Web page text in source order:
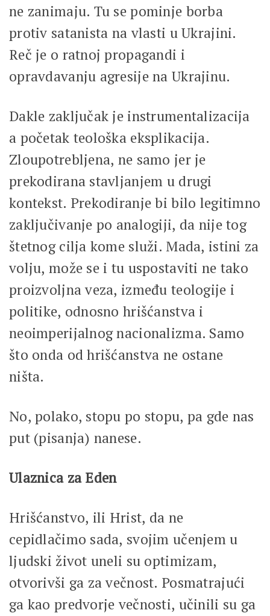
ne zanimaju. Tu se pominje borba
protiv satanista na vlasti u Ukrajini.
Reč je o ratnoj propagandi i
opravdavanju agresije na Ukrajinu.
Dakle zaključak je instrumentalizacija
a početak teološka eksplikacija.
Zloupotrebljena, ne samo jer je
prekodirana stavljanjem u drugi
kontekst. Prekodiranje bi bilo legitimno
zaključivanje po analogiji, da nije tog
štetnog cilja kome služi. Mada, istini za
volju, može se i tu uspostaviti ne tako
proizvoljna veza, između teologije i
politike, odnosno hrišćanstva i
neoimperijalnog nacionalizma. Samo
što onda od hrišćanstva ne ostane
ništa.
No, polako, stopu po stopu, pa gde nas
put (pisanja) nanese.
Ulaznica za Eden
Hrišćanstvo, ili Hrist, da ne
cepidlačimo sada, svojim učenjem u
ljudski život uneli su optimizam,
otvorivši ga za večnost. Posmatrajući
ga kao predvorje večnosti, učinili su ga